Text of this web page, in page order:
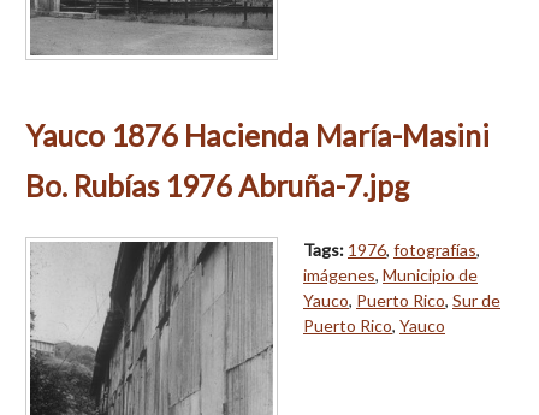
Yauco 1876 Hacienda María-Masini
Bo. Rubías 1976 Abruña-7.jpg
Tags: 1976, fotografías,
imágenes, Municipio de
Yauco, Puerto Rico, Sur de
Puerto Rico, Yauco